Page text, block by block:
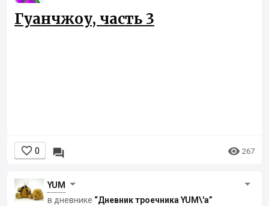
Гуанчжоу, часть 3
 0   267
YUM
в дневнике “Дневник троечника YUM\'а”